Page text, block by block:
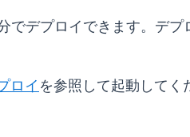
でデプロイできます。デプ
ロイ を参照して起動してく